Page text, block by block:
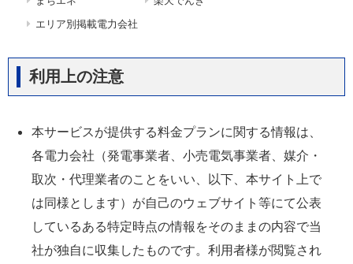
エリア別掲載電力会社
利用上の注意
本サービスが提供する料金プランに関する情報は、
各電力会社（発電事業者、小売電気事業者、媒介・
取次・代理業者のことをいい、以下、本サイト上で
は同様とします）が自己のウェブサイト等にて公表
しているある特定時点の情報をそのままの内容で当
社が独自に収集したものです。利用者様が閲覧され